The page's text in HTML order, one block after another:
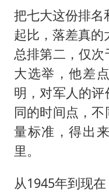
把七大这份排名
起比，落差真的
总排第二，仅
大选举，他差
明，对军人的
同的时间点，
量标准，得出
里。
从1945年到现